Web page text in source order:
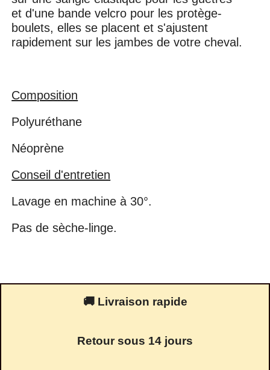
et d'une bande velcro pour les protège-
boulets, elles se placent et s'ajustent
rapidement sur les jambes de votre cheval.
Composition
Polyuréthane
Néoprène
Conseil d'entretien
Lavage en machine à 30°.
Pas de sèche-linge.
🚚 Livraison rapide
Retour sous 14 jours